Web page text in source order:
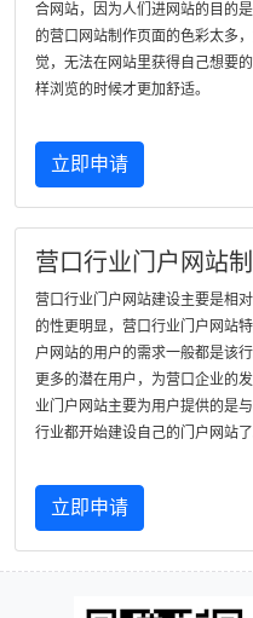
合网站，因为人们进网站的目的
的营口网站制作页面的色彩太多
觉，无法在网站里获得自己想要
样浏览的时候才更加舒适。
立即申请
营口行业门户网站
营口行业门户网站建设主要是相
的性更明显，营口行业门户网站
户网站的用户的需求一般都是该
更多的潜在用户，为营口企业的
业门户网站主要为用户提供的是
行业都开始建设自己的门户网站了
立即申请